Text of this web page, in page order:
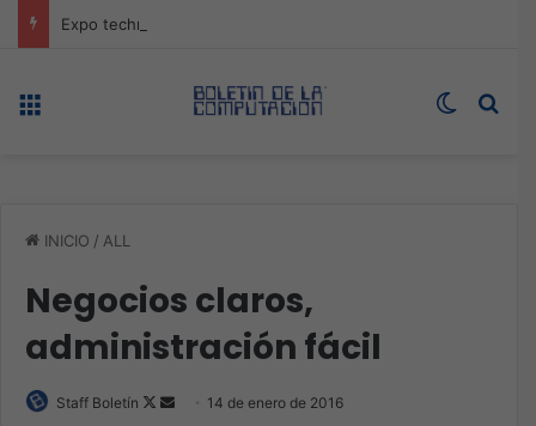
Switch
INICIO / ALL
Negocios claros,
administración fácil
Staff Boletín
Follow
Send 14 de enero de 2016